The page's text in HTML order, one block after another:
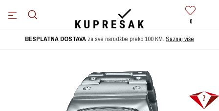
0
BESPLATNA DOSTAVA za sve narudžbe preko 100 KM. Saznaj više